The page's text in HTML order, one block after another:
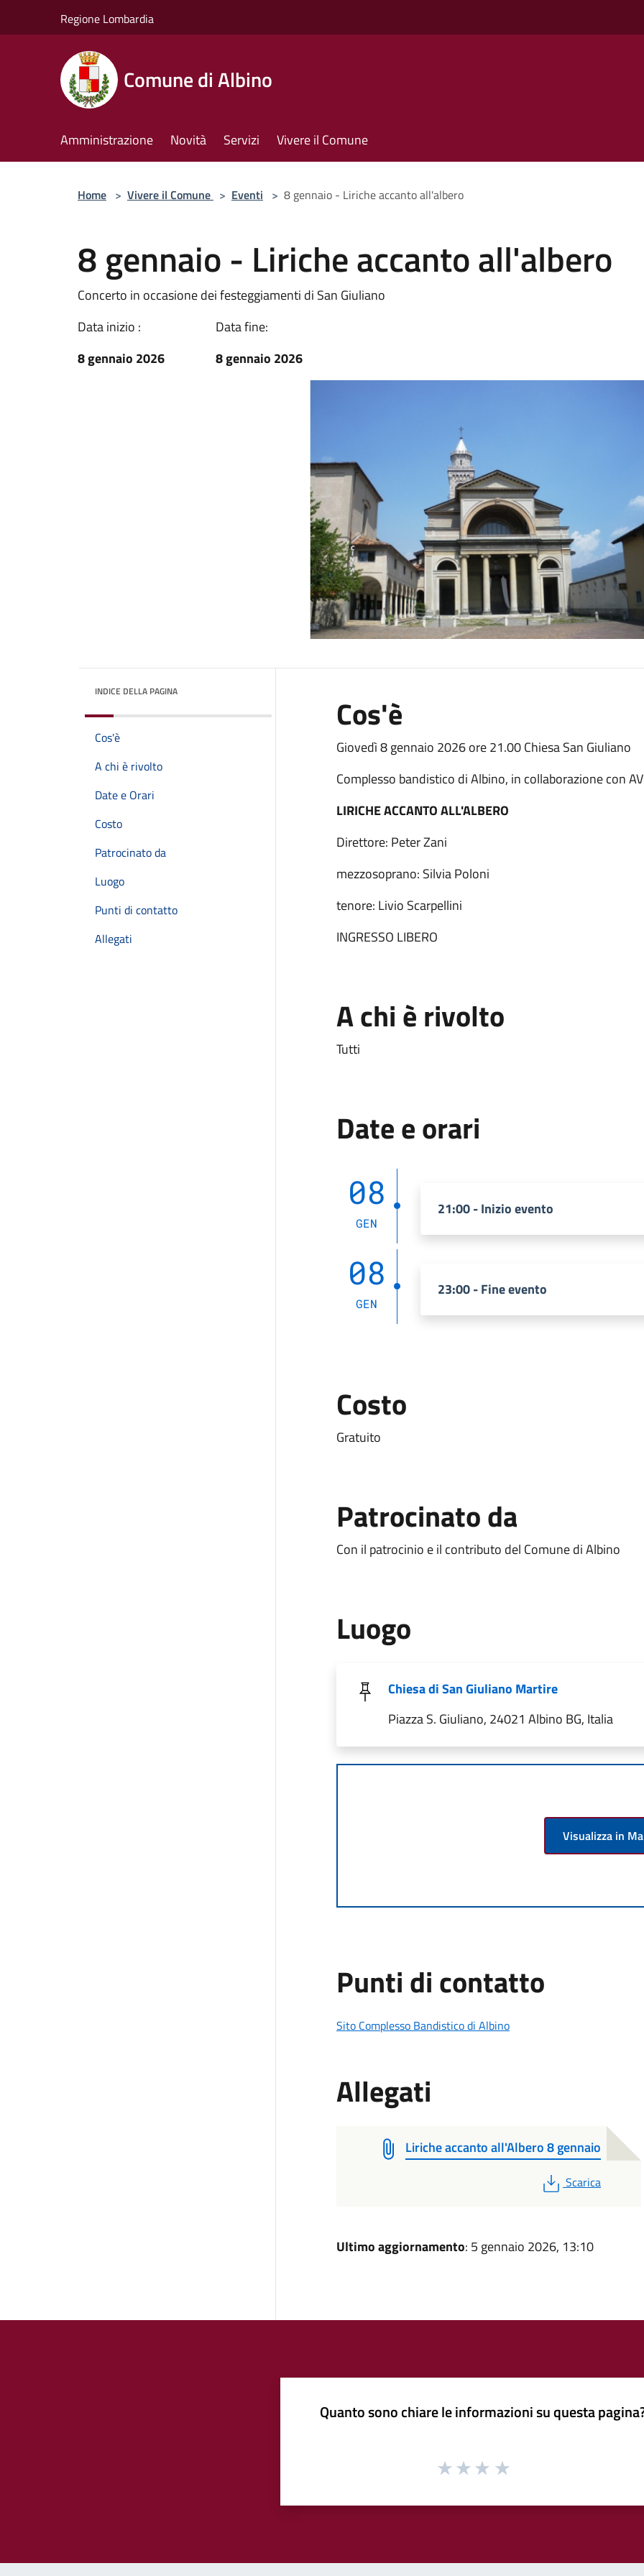
Regione Lombardia
Comune di Albino
Amministrazione Novità Servizi Vivere il Comune
Home > Vivere il Comune > Eventi > 8 gennaio - Liriche accanto all'albero
8 gennaio - Liriche accanto all'albero
Concerto in occasione dei festeggiamenti di San Giuliano
Data inizio :
8 gennaio 2026
Data fine:
8 gennaio 2026
INDICE DELLA PAGINA
Cos'è
A chi è rivolto
Date e Orari
Costo
Patrocinato da
Luogo
Punti di contatto
Allegati
Cos'è
Giovedì 8 gennaio 2026 ore 21.00 Chiesa San Giuliano
Complesso bandistico di Albino, in collaborazione con
LIRICHE ACCANTO ALL'ALBERO
Direttore: Peter Zani
mezzosoprano: Silvia Poloni
tenore: Livio Scarpellini
INGRESSO LIBERO
A chi è rivolto
Tutti
Date e orari
08
GEN
21:00 - Inizio evento
08
GEN
23:00 - Fine evento
Costo
Gratuito
Patrocinato da
Con il patrocinio e il contributo del Comune di Albino
Luogo
Chiesa di San Giuliano Martire
Piazza S. Giuliano, 24021 Albino BG, Italia
Visualizza in
Punti di contatto
Sito Complesso Bandistico di Albino
Allegati
Liriche accanto all'Albero 8 gennaio
PDF
Scarica
Ultimo aggiornamento: 5 gennaio 2026, 13:10
Quanto sono chiare le informazioni su questa